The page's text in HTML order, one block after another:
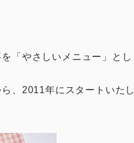
「やさしいメニュー」とし
、2011年にスタートいたし